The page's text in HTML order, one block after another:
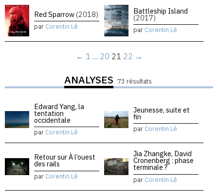
Red Sparrow (2018)
par Corentin Lê
Battleship Island
(2017)
par Corentin Lê
← 1 … 20 21 22 →
ANALYSES 73 résultats
Edward Yang, la
tentation
occidentale
par Corentin Lê
Jeunesse, suite et
fin
par Corentin Lê
Retour sur À l’ouest
des rails
par Corentin Lê
Jia Zhangke, David
Cronenberg : phase
terminale ?
par Corentin Lê